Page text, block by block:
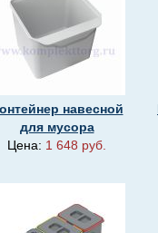
навесной
для мусора
Цена: 1 648 руб.